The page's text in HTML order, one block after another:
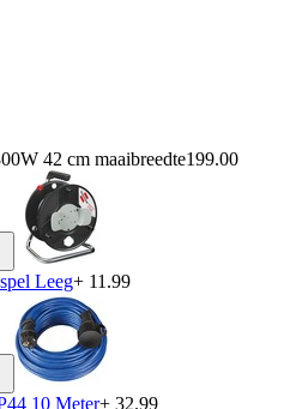
42 cm maaibreedte199.00
Leeg+ 11.99
10 Meter+ 32.99